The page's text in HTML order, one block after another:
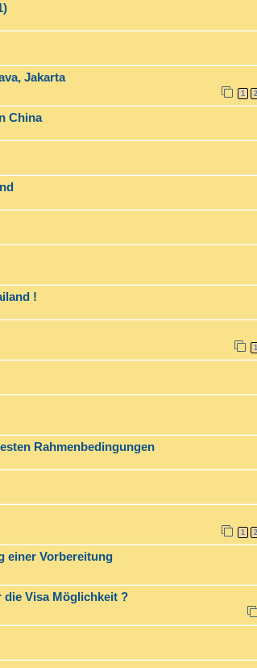
Jakarta
1 2
China
!
1
Rahmenbedingungen
1 2
einer Vorbereitung
die Visa Möglichkeit ?